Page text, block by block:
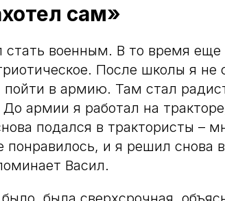
сам»
военным. В то время еще
После школы я не
пойти в армию. Там стал
армии я работал на
подался в трактористы –
и я решил снова
Васил.